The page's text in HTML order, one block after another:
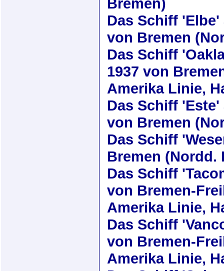
Das Schiff 'Elbe'
von Bremen
Das Schiff
1937 von
Amerika Linie,
Das Schiff 'Este'
von Bremen
Das Schiff
Bremen (Nordd.
Das Schiff
von Bremen-
Amerika Linie,
Das Schiff
von Bremen-
Amerika Linie,